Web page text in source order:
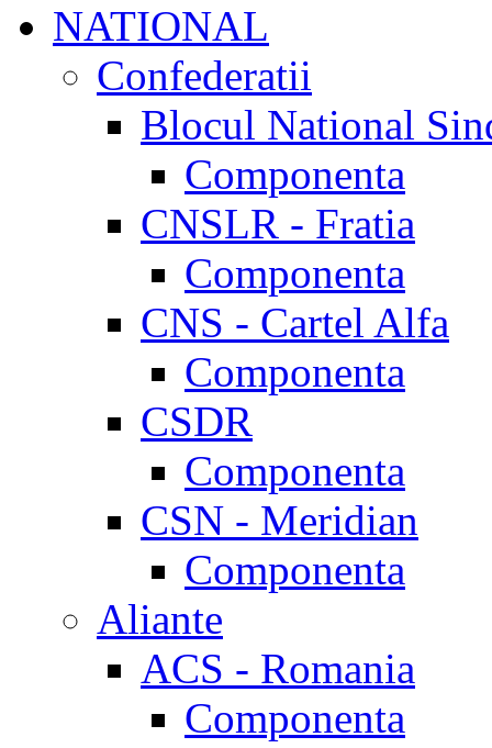
NATIONAL
Confederatii
Blocul National
Componenta
CNSLR - Fratia
Componenta
CNS - Cartel Alfa
Componenta
CSDR
Componenta
CSN - Meridian
Componenta
Aliante
ACS - Romania
Componenta